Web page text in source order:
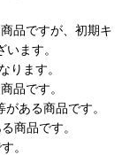
品ですが、初期キ
ます。
ります。
品です。
ある商品です。
商品です。
。